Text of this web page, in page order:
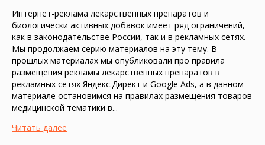
Интернет-реклама лекарственных препаратов и
биологически активных добавок имеет ряд ограничений,
как в законодательстве России, так и в рекламных сетях.
Мы продолжаем серию материалов на эту тему. В
прошлых материалах мы опубликовали про правила
размещения рекламы лекарственных препаратов в
рекламных сетях Яндекс.Директ и Google Ads, а в данном
материале остановимся на правилах размещения товаров
медицинской тематики в...
Читать далее